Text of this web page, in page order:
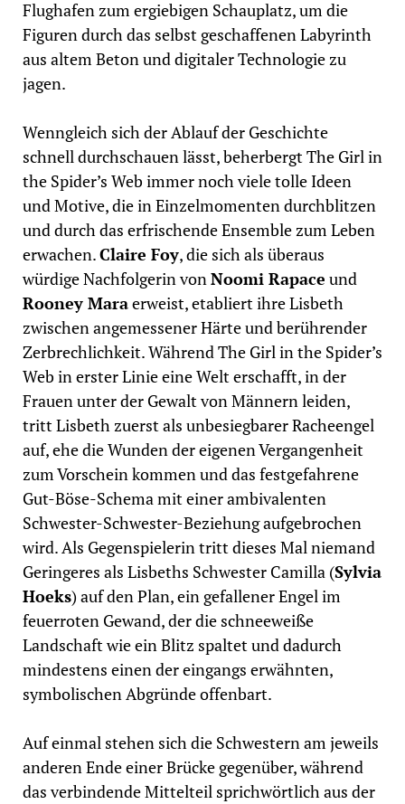
Flughafen zum ergiebigen Schauplatz, um die
Figuren durch das selbst geschaffenen Labyrinth
aus altem Beton und digitaler Technologie zu
jagen.
Wenngleich sich der Ablauf der Geschichte
schnell durchschauen lässt, beherbergt The Girl in
the Spider’s Web immer noch viele tolle Ideen
und Motive, die in Einzelmomenten durchblitzen
und durch das erfrischende Ensemble zum Leben
erwachen.Claire Foy, die sich als überaus
würdige Nachfolgerin vonNoomi Rapace und
Rooney Maraerweist, etabliert ihre Lisbeth
zwischen angemessener Härte und berührender
Zerbrechlichkeit. Während The Girl in the Spider’s
Web in erster Linie eine Welt erschafft, in der
Frauen unter der Gewalt von Männern leiden,
tritt Lisbeth zuerst als unbesiegbarer Racheengel
auf, ehe die Wunden der eigenen Vergangenheit
zum Vorschein kommen und das festgefahrene
Gut-Böse-Schema mit einer ambivalenten
Schwester-Schwester-Beziehung aufgebrochen
wird. Als Gegenspielerin tritt dieses Mal niemand
Geringeres als Lisbeths Schwester Camilla (Sylvia
Hoeks) auf den Plan, ein gefallener Engel im
feuerroten Gewand, der die schneeweiße
Landschaft wie ein Blitz spaltet und dadurch
mindestens einen der eingangs erwähnten,
symbolischen Abgründe offenbart.
Auf einmal stehen sich die Schwestern am jeweils
anderen Ende einer Brücke gegenüber, während
das verbindende Mittelteil sprichwörtlich aus der